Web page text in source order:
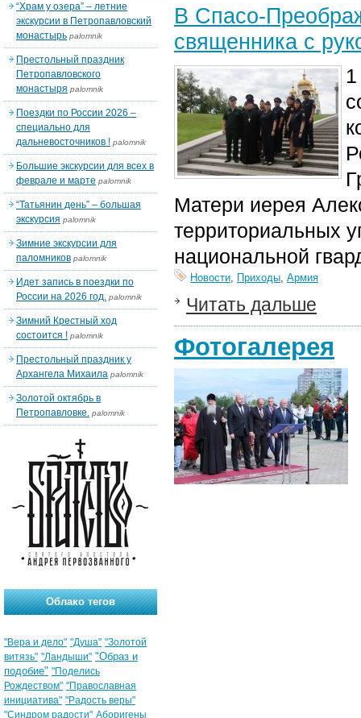
В Спасо-
священника с
Матери иерея
территориальных
национальной
Новости, Приходы, Армия
Читать дальше
Фотогалерея
“Храм у озера” – летние
экскурсии в Петропавловский
монастырь palomnik
Престольный праздник
Петропавловского
монастыря palomnik
Поездки по России 2026 –
специально для
дальневосточников ! palomnik
Большие экскурсии для всех в
феврале и марте palomnik
“Татьянин день” – большая
экскурсия palomnik
Зимние экскурсии для
паломников palomnik
Идет запись в поездки по
России на 2026 год. palomnik
Зимний Крестный ход
состоится ! palomnik
Престольный праздник у
Архангела Михаила palomnik
Золотой октябрь в
Петропавловке. palomnik
Облако тегов
"Вера и дело" "Душа" "Золотой
витязь" "Ландыши" "Образ и
подобие" "Поделись
Рождеством" "Православная
инициатива" "Радость веры"
"Синдром радости" Аборигены